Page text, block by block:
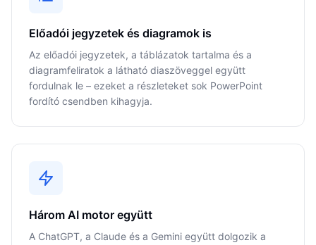
Előadói jegyzetek és diagramok is
Az előadói jegyzetek, a táblázatok tartalma és a
diagramfeliratok a látható diaszöveggel együtt
fordulnak le – ezeket a részleteket sok PowerPoint
fordító csendben kihagyja.
Három AI motor együtt
A ChatGPT, a Claude és a Gemini együtt dolgozik a